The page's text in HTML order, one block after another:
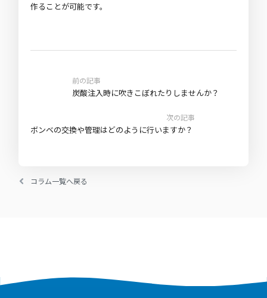
作ることが可能です。
前の記事
炭酸注入時に吹きこぼれたりしませんか？
次の記事
ボンベの交換や管理はどのように行いますか？
コラム一覧へ戻る